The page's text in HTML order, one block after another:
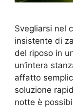
Svegliarsi nel
insistente di
del riposo in
un’intera
affatto
soluzione
notte è